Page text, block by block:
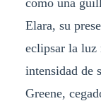
Elara, su
eclipsar la luz
intensidad de
Greene,